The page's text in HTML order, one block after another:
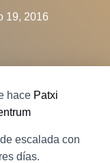
19, 2016
hace Patxi
escalada con
días.